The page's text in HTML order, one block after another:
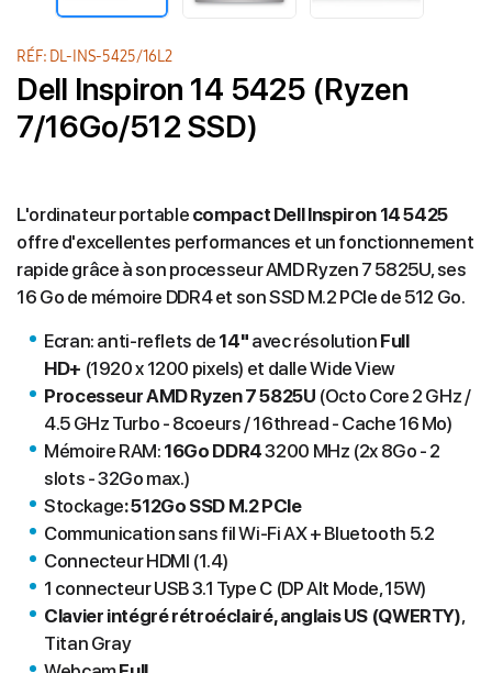
RÉF: DL-INS-5425/16L2
Dell Inspiron 14 5425 (Ryzen
7/16Go/512 SSD)
L'ordinateur portable compact Dell Inspiron 14 5425
offre d'excellentes performances et un fonctionnement
rapide grâce à son processeur AMD Ryzen 7 5825U, ses
16 Go de mémoire DDR4 et son SSD M.2 PCIe de 512 Go.
Ecran: anti-reflets de 14" avec résolution Full
HD+ (1920 x 1200 pixels) et dalle Wide View
Processeur AMD Ryzen 7 5825U (Octo Core 2 GHz /
4.5 GHz Turbo - 8coeurs / 16thread - Cache 16 Mo)
Mémoire RAM: 16Go DDR43200 MHz (2x 8Go - 2
slots - 32Go max.)
Stockage: 512Go SSD M.2 PCIe
Communication sans fil Wi-Fi AX + Bluetooth 5.2
Connecteur HDMI (1.4)
1 connecteur USB 3.1 Type C (DP Alt Mode, 15W)
Clavier intégré rétroéclairé, anglais US (QWERTY),
Titan Gray